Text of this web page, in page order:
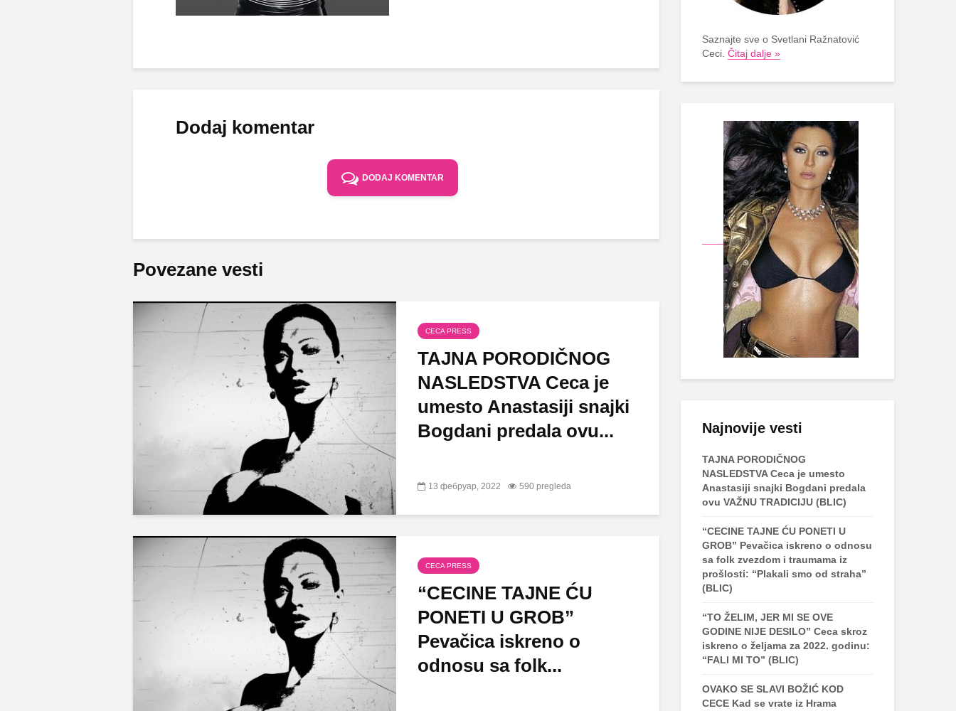
Dodaj komentar
DODAJ KOMENTAR
Povezane vesti
CECA PRESS
TAJNA PORODIČNOG
NASLEDSTVA Ceca je
umesto Anastasiji snajki
Bogdani predala ovu...
13 фебруар, 2022 590 pregleda
CECA PRESS
“CECINE TAJNE ĆU
PONETI U GROB”
Pevačica iskreno o
odnosu sa folk...
Saznajte sve o Svetlani Ražnatović
Ceci. Čitaj dalje »
Najnovije vesti
TAJNA PORODIČNOG
NASLEDSTVA Ceca je umesto
Anastasiji snajki Bogdani predala
ovu VAŽNU TRADICIJU (BLIC)
“CECINE TAJNE ĆU PONETI U
GROB” Pevačica iskreno o odnosu
sa folk zvezdom i traumama iz
prošlosti: “Plakali smo od straha”
(BLIC)
“TO ŽELIM, JER MI SE OVE
GODINE NIJE DESILO” Ceca skroz
iskreno o željama za 2022. godinu:
“FALI MI TO” (BLIC)
OVAKO SE SLAVI BOŽIĆ KOD
CECE Kad se vrate iz Hrama